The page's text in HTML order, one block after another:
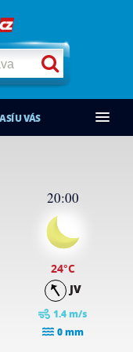
U VÁS
20:00
24°C
JV
1.4 m/s
0 mm